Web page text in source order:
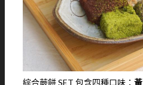
綜合蕨餅 SET 包含四種口味：